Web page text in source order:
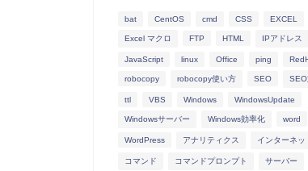
bat CentOS cmd CSS EXCEL
Excel マクロ FTP HTML IPアドレス
JavaScript linux Office ping
robocopy robocopy使い方 SEO
ttl VBS Windows WindowsUpdate
Windowsサーバー Windows効率化 word
WordPress アナリティクス インターネッ
コマンド コマンドプロンプト サーバー